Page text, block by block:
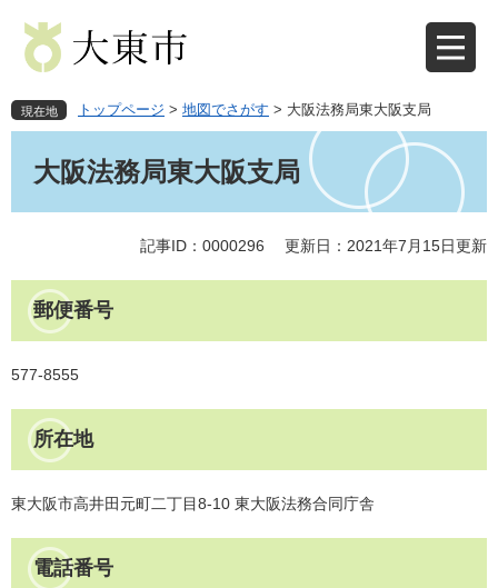
先
頭
を
飛
現在地 トップページ > 地図でさがす > 大阪法務局東大阪支局
大阪法務局東大阪支局
記事ID：0000296 更新日：2021年7月15日更新
郵便番号
577-8555
所在地
東大阪市高井田元町二丁目8-10 東大阪法務合同庁舎
電話番号